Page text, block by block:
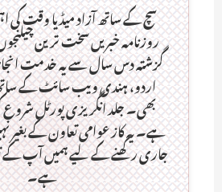
سچ کے ساتھ آزاد میڈیا وقت
روزنامہ خبریں سخت ترین
گزشتہ دس سال سے یہ خدمت
اردو، ہندی ویب سائٹ کے
بھی۔ جلد انگریزی پورٹل شروع
ہے۔ یہ کاز عوامی تعاون کے بغیر
جاری رکھنے کے لیے ہمیں آپ
ہے۔